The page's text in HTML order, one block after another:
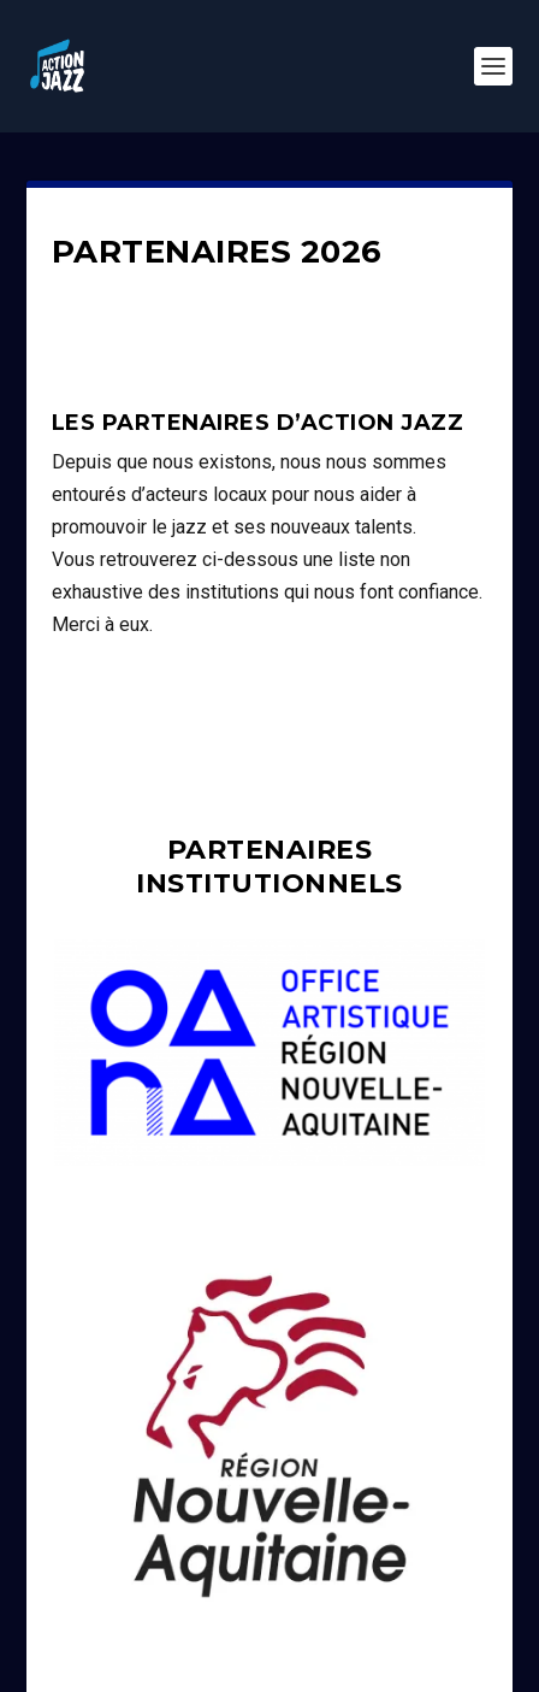
PARTENAIRES 2026
LES PARTENAIRES D’ACTION JAZZ
Depuis que nous existons, nous nous sommes
entourés d’acteurs locaux pour nous aider à
promouvoir le jazz et ses nouveaux talents.
Vous retrouverez ci-dessous une liste non
exhaustive des institutions qui nous font confiance.
Merci à eux.
PARTENAIRES
INSTITUTIONNELS